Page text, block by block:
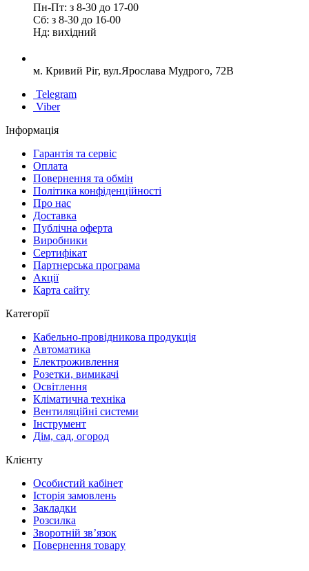
Пн-Пт: з 8-30 до 17-00
Сб: з 8-30 до 16-00
Нд: вихідний
м. Кривий Ріг, вул.Ярослава Мудрого, 72В
Telegram
Viber
Інформація
Гарантія та сервіс
Оплата
Повернення та обмін
Політика конфіденційності
Про нас
Доставка
Публічна оферта
Виробники
Сертифікат
Партнерська програма
Акції
Карта сайту
Категорії
Кабельно-провідникова продукція
Автоматика
Електроживлення
Розетки, вимикачі
Освітлення
Кліматична техніка
Вентиляційні системи
Інструмент
Дім, сад, огород
Клієнту
Особистий кабінет
Історія замовлень
Закладки
Розсилка
Зворотній зв’язок
Повернення товару